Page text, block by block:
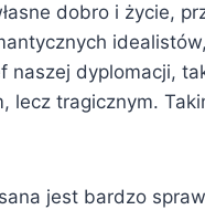
dobro i życie,
naszej dyplomacji,
lecz tragicznym.
jest bardzo